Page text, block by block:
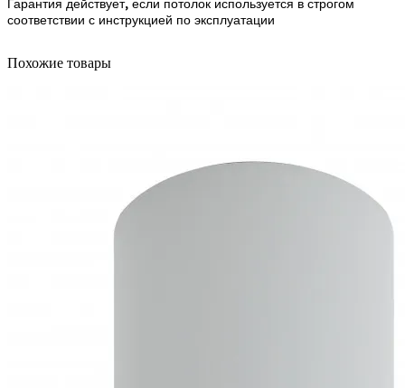
Гарантия действует, если потолок используется в строгом
соответствии с инструкцией по эксплуатации
Похожие товары